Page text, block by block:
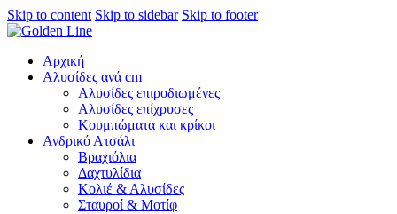
Skip to content Skip to sidebar Skip to footer
Αρχική
Αλυσίδες ανά cm
Αλυσίδες επιροδιωμένες
Αλυσίδες επίχρυσες
Κουμπώματα και κρίκοι
Ανδρικό Ατσάλι
Βραχιόλια
Δαχτυλίδια
Κολιέ & Αλυσίδες
Σταυροί & Μοτίφ